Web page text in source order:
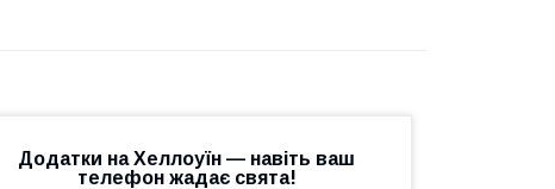
Додатки на Хеллоуїн — навіть ваш
телефон жадає свята!